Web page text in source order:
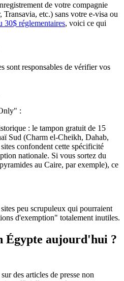
de votre compagnie
etc.) sans votre e-visa ou
30$ réglementaires, voici ce qui
sont responsables de vérifier vos
:
: le tampon gratuit de 15
Sud (Charm el-Cheikh, Dahab,
confondent cette spécificité
nationale. Si vous sortez du
au Caire, par exemple), ce
peu scrupuleux qui pourraient
d'exemption" totalement inutiles.
Égypte aujourd'hui ?
des articles de presse non